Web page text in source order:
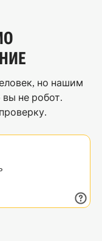
но нашим
не робот.